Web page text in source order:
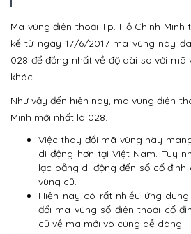
Mã vùng điện thoại Tp. Hồ Chính
kể từ ngày 17/6/2017 mã vùng này
028 để đồng nhất về độ dài so với
khác.
Như vậy đến hiện nay, mã vùng điện
Minh mới nhất là 028.
Việc thay đổi mã vùng này
di động hơn tại Việt Nam. Tuy
lạc bằng di động đến số cố
vùng cũ.
Hiện nay có rất nhiều ứng
đổi mã vùng số điện thoại cố
cũ về mã mới vô cùng dễ dàng.